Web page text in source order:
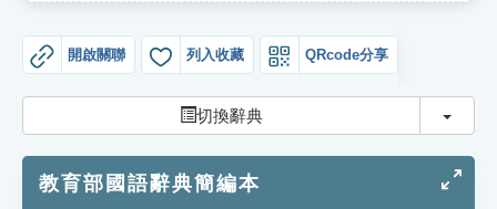
成語故事
索引選單
單字索引
開啟關聯 列入收藏 QRcode分享
切換辭典 切換
教育部國語辭典簡編本